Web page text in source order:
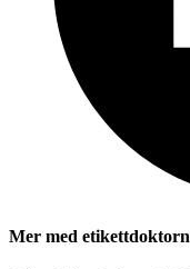
Mer med etikettdoktorn